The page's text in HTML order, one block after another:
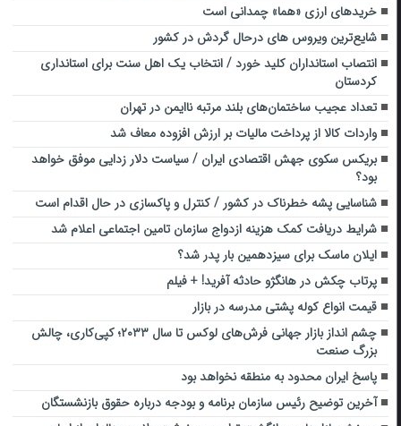
خریدهای ارزی «هما» چمدانی است
شایع‌ترین ویروس های درحال گردش در کشور
انتصاب استانداران کلید خورد / انتخاب یک اهل سنت برای استانداری
کردستان
تعداد عجیب ساختمان‌های بلند مرتبه ناایمن در تهران
واردات کالا از پرداخت مالیات بر ارزش افزوده معاف شد
بریکس سکوی جهش اقتصادی ایران / سیاست دلار زدایی موفق خواهد
بود؟
شناسایی پشه خطرناک در کشور / کنترل و پاکسازی در حال اقدام است
شرایط دریافت کمک هزینه ازدواج سازمان تامین اجتماعی اعلام شد
ایلان ماسک برای سیزدهمین بار پدر شد؟
پرتاب چکش در هانگژو حادثه آفرید! + فیلم
قیمت انواع کوله پشتی مدرسه در بازار
چشم انداز بازار جهانی فرش‌های لوکس تا سال ۲۰۳۳؛ کپی‌کاری، چالش
بزرگ صنعت
پاسخ ایران محدود به منطقه نخواهد بود
آخرین توضیح رئیس سازمان برنامه و بودجه درباره حقوق بازنشستگان